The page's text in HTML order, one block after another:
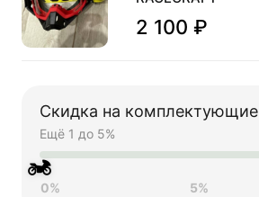
2 100 ₽
№11 Orange (L)
мотокросс
2 100 ₽
Скидка на комплектующие
Ещё 1 до 5%
🏍
0% 5%